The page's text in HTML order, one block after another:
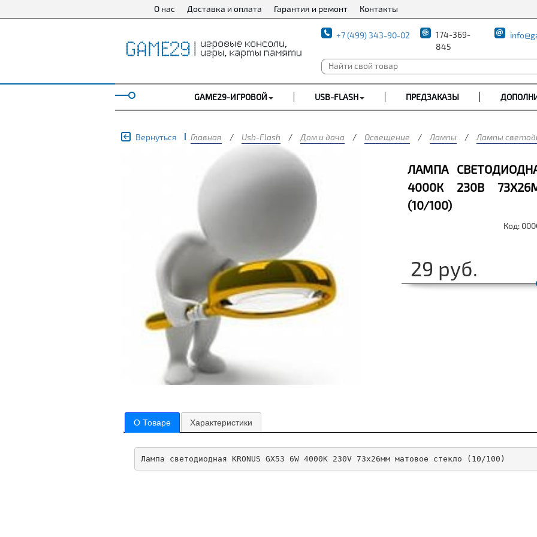
О нас Доставка и оплата Гарантия и ремонт Контакты
+7 (499) 343-90-02
174-369-
845
GAME29-ИГРОВОЙ USB-FLASH ПРЕДЗАКАЗЫ
Вернуться Главная / Usb-Flash / Дом и дача / Освещение / Лампы / Лампы
ЛАМПА
4000К 230В
(10/100)
Код:
29 руб.
О Товаре Характеристики
Лампа светодиодная KRONUS GX53 6W 4000K 230V 73x26мм матовое стекло (10/100)